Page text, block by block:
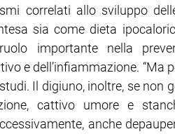
correlati allo sviluppo
sia come dieta
importante nella
e dell’infiammazione. “Ma
Il digiuno, inoltre, se non
cattivo umore e
anche